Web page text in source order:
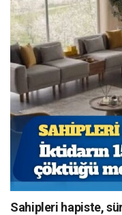
Sahipleri hapiste,